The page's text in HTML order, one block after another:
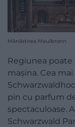
Mănăstirea Maulbronn
Regiunea poate
mașina. Cea
pin cu parfum
spectaculoase.
Schwarzwald